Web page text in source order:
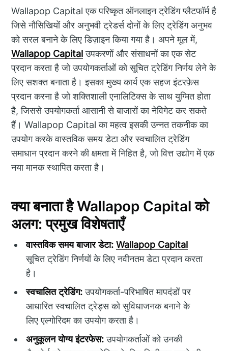
Wallapop Capital एक परिष्कृत ऑनलाइन ट्रेडिंग प्लैटफॉर्म है
जिसे नौसिखियों और अनुभवी ट्रेडर्स दोनों के लिए ट्रेडिंग अनुभव
को सरल बनाने के लिए डिज़ाइन किया गया है। अपने मूल में,
Wallapop Capitalउपकरणों और संसाधनों का एक सेट
प्रदान करता है जो उपयोगकर्ताओं को सूचित ट्रेडिंग निर्णय लेने के
लिए सशक्त बनाता है। इसका मुख्य कार्य एक सहज इंटरफ़ेस
प्रदान करना है जो शक्तिशाली एनालिटिक्स के साथ युग्मित होता
है, जिससे उपयोगकर्ता आसानी से बाजारों का नेविगेट कर सकते
हैं। Wallapop Capital का महत्व इसकी उन्नत तकनीक का
उपयोग करके वास्तविक समय डेटा और स्वचालित ट्रेडिंग
समाधान प्रदान करने की क्षमता में निहित है, जो वित्त उद्योग में एक
नया मानक स्थापित करता है।
क्या बनाता है Wallapop Capital को
अलग: प्रमुख विशेषताएँ
वास्तविक समय बाजार डेटा: Wallapop Capital
सूचित ट्रेडिंग निर्णयों के लिए नवीनतम डेटा प्रदान करता
है।
स्वचालित ट्रेडिंग:उपयोगकर्ता-परिभाषित मापदंडों पर
आधारित स्वचालित ट्रेड्स को सुविधाजनक बनाने के
लिए एल्गोरिदम का उपयोग करता है।
अनुकूलन योग्य इंटरफेस:उपयोगकर्ताओं को उनकी